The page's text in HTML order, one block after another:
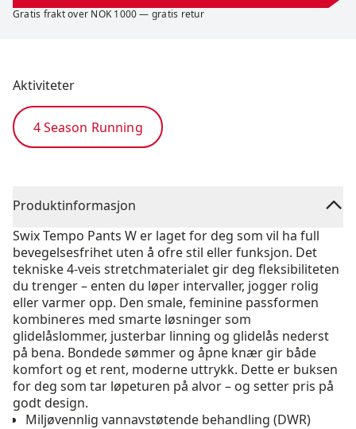
Gratis frakt over NOK 1000 — gratis retur
Aktiviteter
4 Season Running
Produktinformasjon
Swix Tempo Pants W er laget for deg som vil ha full
bevegelsesfrihet uten å ofre stil eller funksjon. Det
tekniske 4-veis stretchmaterialet gir deg fleksibiliteten
du trenger – enten du løper intervaller, jogger rolig
eller varmer opp. Den smale, feminine passformen
kombineres med smarte løsninger som
glidelåslommer, justerbar linning og glidelås nederst
på bena. Bondede sømmer og åpne knær gir både
komfort og et rent, moderne uttrykk. Dette er buksen
for deg som tar løpeturen på alvor – og setter pris på
godt design.
Miljøvennlig vannavstøtende behandling (DWR)